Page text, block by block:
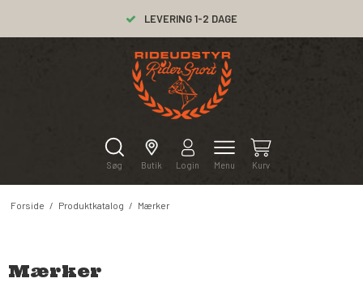
LEVERING 1-2 DAGE
Søg Butik Login Menu Kurv
Forside / Produktkatalog / Mærker
Mærker